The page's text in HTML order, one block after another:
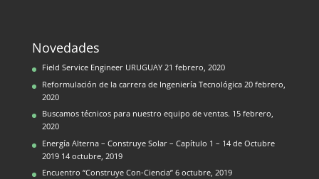
Novedades
Field Service Engineer URUGUAY 21 febrero, 2020
Reformulación de la carrera de Ingeniería Tecnológica 20 febrero,
2020
Buscamos técnicos para nuestro equipo de ventas. 15 febrero,
2020
Energía Alterna – Construye Solar – Capítulo 1 – 14 de Octubre
2019 14 octubre, 2019
Encuentro “Construye Con-Ciencia” 6 octubre, 2019